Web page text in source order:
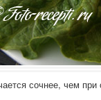
сочнее, чем